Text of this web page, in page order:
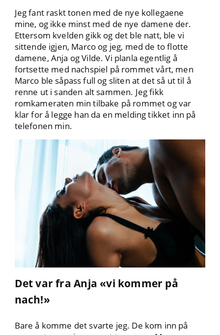
Jeg fant raskt tonen med de nye kollegaene
mine, og ikke minst med de nye damene der.
Ettersom kvelden gikk og det ble natt, ble vi
sittende igjen, Marco og jeg, med de to flotte
damene, Anja og Vilde. Vi planla egentlig å
fortsette med nachspiel på rommet vårt, men
Marco ble såpass full og sliten at det så ut til å
renne ut i sanden alt sammen. Jeg fikk
romkameraten min tilbake på rommet og var
klar for å legge han da en melding tikket inn på
telefonen min.
Det var fra Anja «vi kommer på
nach!»
Bare å komme det svarte jeg. De kom inn på